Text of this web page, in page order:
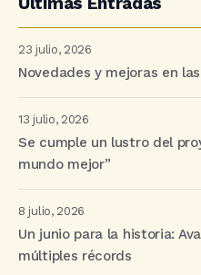
23 julio, 2026
Novedades y mejoras en
13 julio, 2026
Se cumple un lustro del
mundo mejor”
8 julio, 2026
Un junio para la historia:
múltiples récords